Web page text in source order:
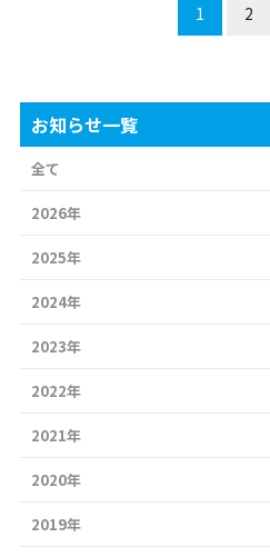
1 2
お知らせ一覧
全て
2026年
2025年
2024年
2023年
2022年
2021年
2020年
2019年